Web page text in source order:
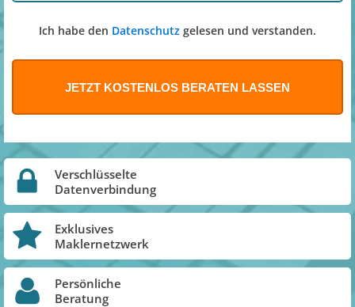
Ich habe den Datenschutz gelesen und verstanden.
Verschlüsselte
Datenverbindung
Exklusives
Maklernetzwerk
Persönliche
Beratung